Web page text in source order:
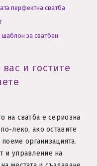
перфектна сватба
за сватбен
и гостите
на сватба е сериозна
леко, ако оставите
организацията.
и управление на